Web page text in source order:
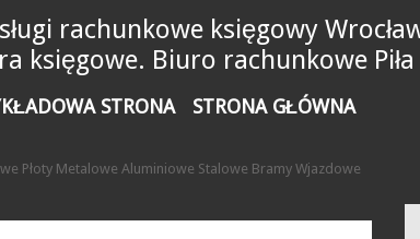
rachunkowe księgowy
księgowe. Biuro rachunkowe
STRONA STRONA GŁÓWNA
Płoty Metalowe Aluminiowe Stalowe Bramy Wjazdowe